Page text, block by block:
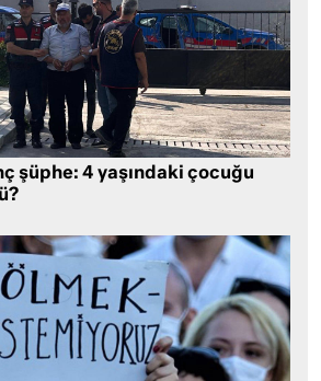
şüphe: 4 yaşındaki çocuğu